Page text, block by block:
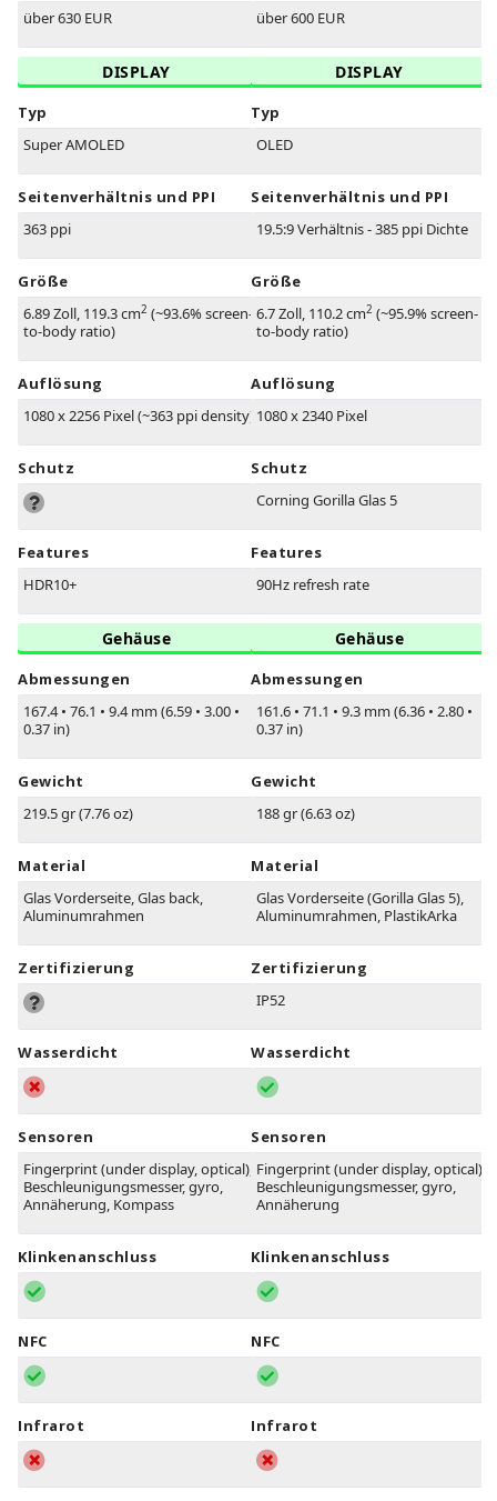
über 630 EUR
DISPLAY
Typ
Super AMOLED
Seitenverhältnis und PPI
363 ppi
Größe
6.89 Zoll, 119.3 cm2 (~93.6% screen-
to-body ratio)
Auflösung
1080 x 2256 Pixel (~363 ppi density)
Schutz
Features
HDR10+
Gehäuse
Abmessungen
167.4• 76.1 • 9.4 mm (6.59 • 3.00 •
0.37 in)
Gewicht
219.5 gr (7.76 oz)
Material
Glas Vorderseite, Glas back,
Aluminumrahmen
Zertifizierung
Wasserdicht
Sensoren
Fingerprint (under display, optical),
Beschleunigungsmesser, gyro,
Annäherung, Kompass
Klinkenanschluss
NFC
Infrarot
über 600 EUR
DISPLAY
Typ
OLED
Seitenverhältnis und PPI
19.5:9 Verhältnis - 385 ppi Dichte
Größe
6.7 Zoll, 110.2 cm2 (~95.9% screen-
to-body ratio)
Auflösung
1080 x 2340 Pixel
Schutz
Corning Gorilla Glas 5
Features
90Hz refresh rate
Gehäuse
Abmessungen
161.6 • 71.1 • 9.3 mm (6.36 • 2.80 •
0.37 in)
Gewicht
188 gr (6.63 oz)
Material
Glas Vorderseite (Gorilla Glas 5),
Aluminumrahmen, PlastikArka
Zertifizierung
IP52
Wasserdicht
Sensoren
Fingerprint (under display, optical),
Beschleunigungsmesser, gyro,
Annäherung
Klinkenanschluss
NFC
Infrarot